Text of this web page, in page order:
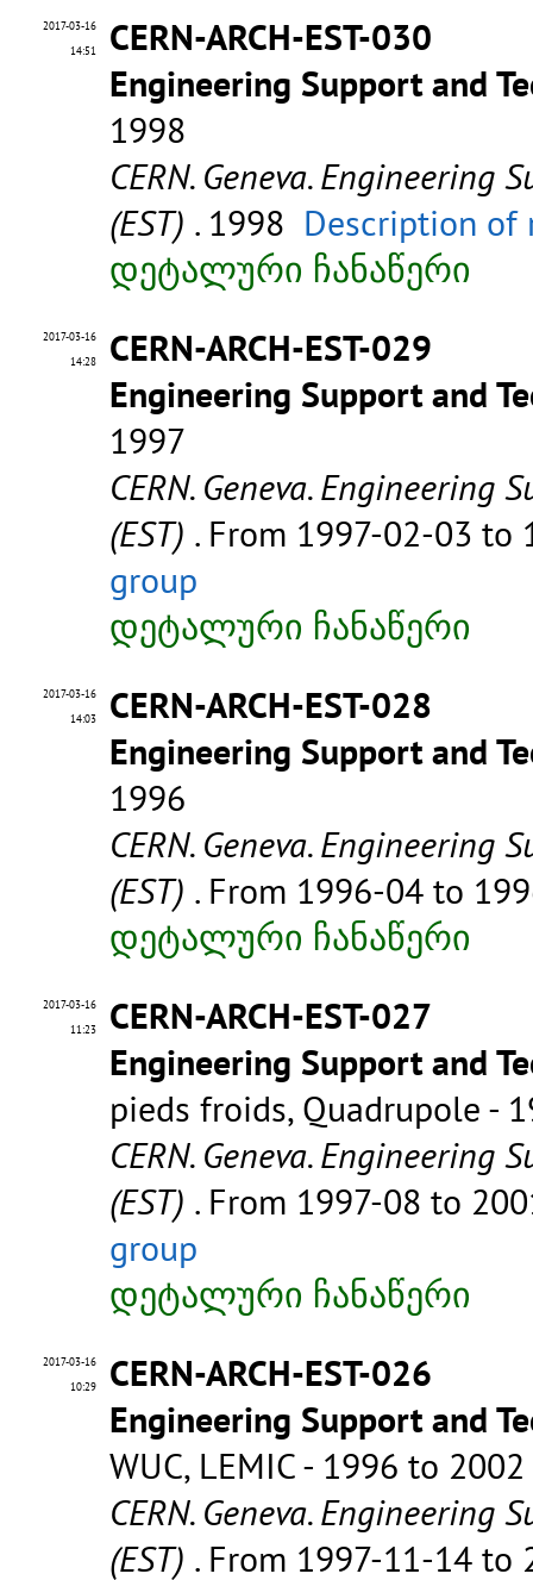
2017-03-16
14:51
CERN-ARCH-EST-030
Engineering Support and
1998
CERN. Geneva. Engineering
(EST) . 1998 Description of
დეტალური ჩანაწერი
2017-03-16
14:28
CERN-ARCH-EST-029
Engineering Support and
1997
CERN. Geneva. Engineering
(EST) . From 1997-02-03
group
დეტალური ჩანაწერი
2017-03-16
14:03
CERN-ARCH-EST-028
Engineering Support and
1996
CERN. Geneva. Engineering
(EST) . From 1996-04 to
დეტალური ჩანაწერი
2017-03-16
11:23
CERN-ARCH-EST-027
Engineering Support and
pieds froids, Quadrupole -
CERN. Geneva. Engineering
(EST) . From 1997-08 to
group
დეტალური ჩანაწერი
2017-03-16
10:29
CERN-ARCH-EST-026
Engineering Support and
WUC, LEMIC - 1996 to 2002
CERN. Geneva. Engineering
(EST) . From 1997-11-14